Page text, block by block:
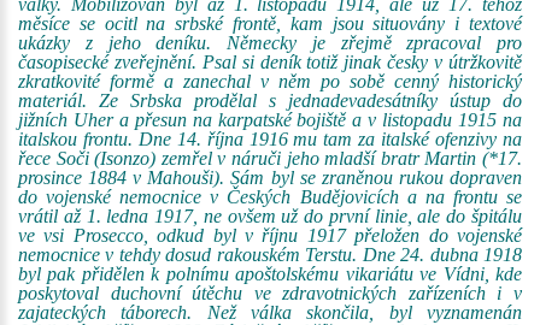
války. Mobilizován byl až 1. listopadu 1914, ale už 17. téhož
měsíce se ocitl na srbské frontě, kam jsou situovány i textové
ukázky z jeho deníku. Německy je zřejmě zpracoval pro
časopisecké zveřejnění. Psal si deník totiž jinak česky v útržkovitě
zkratkovité formě a zanechal v něm po sobě cenný historický
materiál. Ze Srbska prodělal s jednadevadesátníky ústup do
jižních Uher a přesun na karpatské bojiště a v listopadu 1915 na
italskou frontu. Dne 14. října 1916 mu tam za italské ofenzivy na
řece Soči (Isonzo) zemřel v náruči jeho mladší bratr Martin (*17.
prosince 1884 v Mahouši). Sám byl se zraněnou rukou dopraven
do vojenské nemocnice v Českých Budějovicích a na frontu se
vrátil až 1. ledna 1917, ne ovšem už do první linie, ale do špitálu
ve vsi Prosecco, odkud byl v říjnu 1917 přeložen do vojenské
nemocnice v tehdy dosud rakouském Terstu. Dne 24. dubna 1918
byl pak přidělen k polnímu apoštolskému vikariátu ve Vídni, kde
poskytoval duchovní útěchu ve zdravotnických zařízeních i v
zajateckých táborech. Než válka skončila, byl vyznamenán